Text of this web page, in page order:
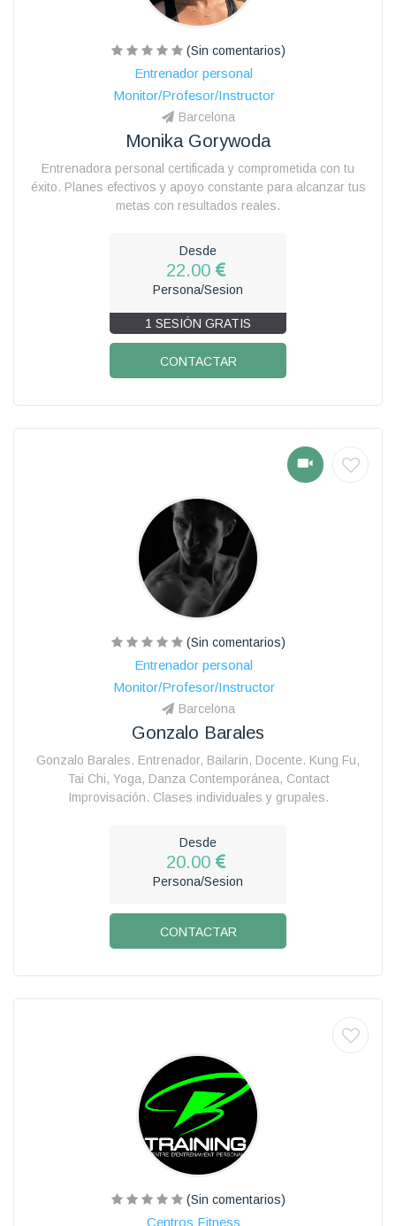
(Sin comentarios)
Entrenador personal
Monitor/Profesor/Instructor
Barcelona
Monika Gorywoda
Entrenadora personal certificada y comprometida con tu
éxito. Planes efectivos y apoyo constante para alcanzar tus
metas con resultados reales.
Desde
22.00
Persona/Sesion
1 SESIÓN GRATIS
CONTACTAR
(Sin comentarios)
Entrenador personal
Monitor/Profesor/Instructor
Barcelona
Gonzalo Barales
Gonzalo Barales. Entrenador, Bailarin, Docente. Kung Fu,
Tai Chi, Yoga, Danza Contemporánea, Contact
Improvisación. Clases individuales y grupales.
Desde
20.00
Persona/Sesion
CONTACTAR
(Sin comentarios)
Centros Fitness